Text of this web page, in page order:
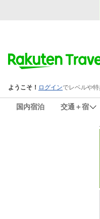
国内宿泊 交通＋宿